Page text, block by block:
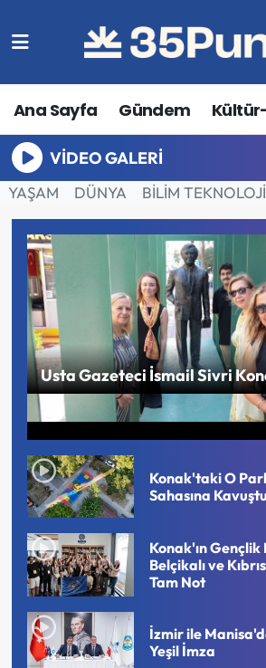
Ana Sayfa Gündem
VIDEO GALERI
YAŞAM DÜNYA BİLİM TEKNOLOJİ
Usta Gazeteci İsmail Sivri
Konak'taki O
Sahasına Kavuştu
Konak'ın
Belçikalı ve
Tam Not
İzmir ile
Yeşil İmza